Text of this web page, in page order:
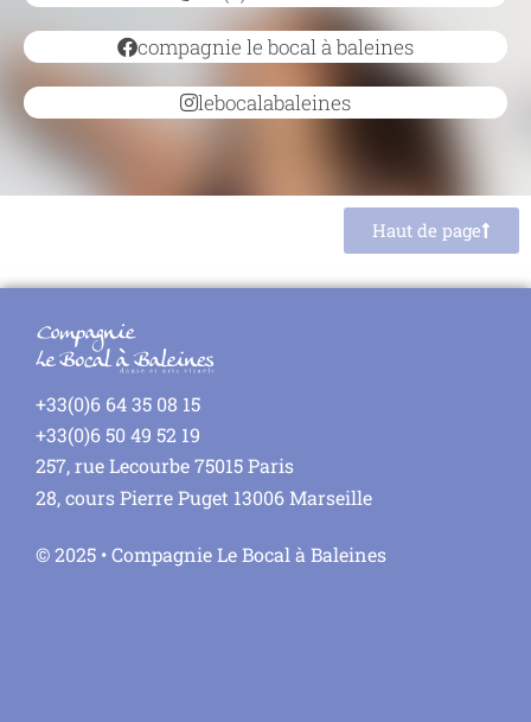
compagnie le bocal à baleines
lebocalabaleines
Haut de page
+33(0)6 64 35 08 15
+33(0)6 50 49 52 19
257, rue Lecourbe 75015 Paris
28, cours Pierre Puget 13006 Marseille
© 2025 • Compagnie Le Bocal à Baleines